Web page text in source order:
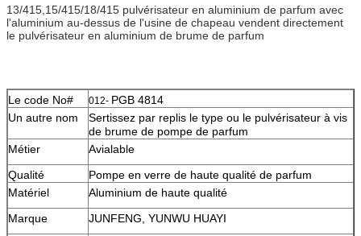
13/415,15/415/18/415 pulvérisateur en aluminium de parfum avec
l'aluminium au-dessus de l'usine de chapeau vendent directement
le pulvérisateur en aluminium de brume de parfum
Le code No# 012- PGB 4814
Un autre nom
Sertissez par replis le type ou le pulvérisateur à vis
de brume de pompe de parfum
Métier
Avialable
Qualité
Pompe en verre de haute qualité de parfum
Matériel
Aluminium de haute qualité
Marque
JUNFENG, YUNWU HUAYI